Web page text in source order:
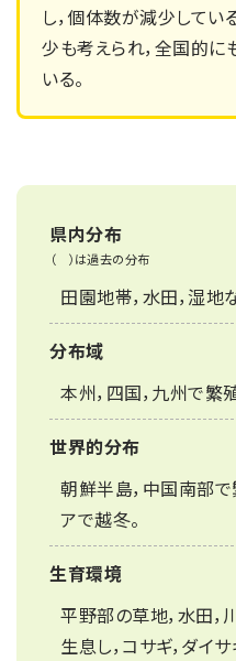
し，個体数が減少してい
少も考えられ，全国的
いる。
県内分布
（ ）は過去の分布
田園地帯，水田，湿地
分布域
本州，四国，九州で繁
世界的分布
朝鮮半島，中国南部で
アで越冬。
生育環境
平野部の草地，水田，
生息し，コサギ，ダイ